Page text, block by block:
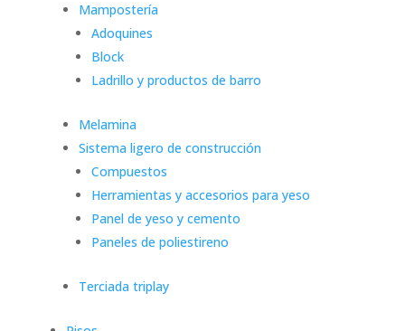
Mampostería
Adoquines
Block
Ladrillo y productos de barro
Melamina
Sistema ligero de construcción
Compuestos
Herramientas y accesorios para yeso
Panel de yeso y cemento
Paneles de poliestireno
Terciada triplay